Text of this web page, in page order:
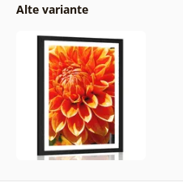
Alte variante